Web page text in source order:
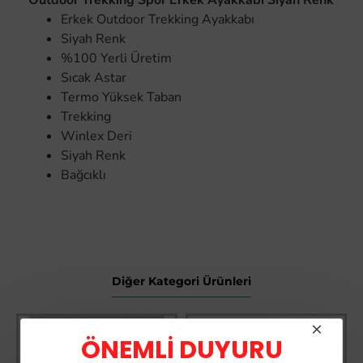
ÖNEMLİ DUYURU
Erkek Outdoor Trekking Ayakkabı
Siyah Renk
%100 Yerli Üretim
Sıcak Astar
Termo Yüksek Taban
Trekking
Winlex Deri
Siyah Renk
Bağcıklı
Diğer Kategori Ürünleri